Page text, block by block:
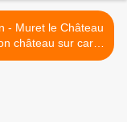
- Muret le Château
château sur carte
>